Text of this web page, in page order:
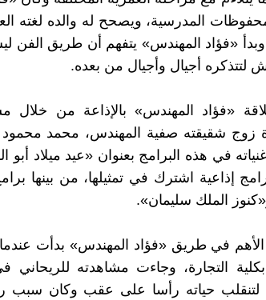
المدرسية، ويصحح له والده لغته
«فؤاد المهندس» يتفهم أن طريق الفن
لتتذكره أجيال وأجيال من بعده.
«فؤاد المهندس» بالإذاعة من خلال
زوج شقيقته صفية المهندس، محمد محمود
في هذه البرامج بعنوان «عيد ميلاد أبو
إذاعية اشترك في تمثيلها، من بينها
الملك سليمان».
الأهم في طريق «فؤاد المهندس» بدأت
بكلية التجارة، وجاءت مشاهدته
حياته رأسا على عقب وكان سبب